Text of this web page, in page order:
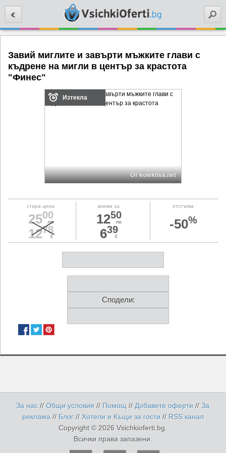
Завий миглите и завърти мъжките глави с
къдрене на мигли в център за крастота
"Финес"
Изтекла
От kolektiva.net
стара цена
2500
лв
1278
€
вземи за
1250
лв
639
€
отстъпка
-50%
Сподели:
За нас //Общи условия // Помощ // Добавете оферти//За
реклама // Блог // Хотели и Къщи за гости // RSS канал
Copyright © 2026 Vsichkioferti.bg.
Всички права запазени.